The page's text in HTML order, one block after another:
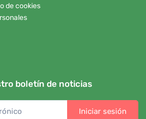
de cookies
boletín de noticias
Iniciar sesión